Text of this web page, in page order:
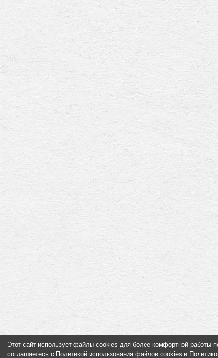
Этот сайт использует файлы cookies для более комфортной работы
соглашаетесь с Политикой использования файлов cookies и